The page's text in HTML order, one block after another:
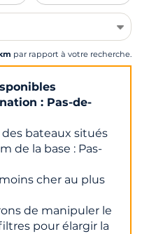
par rapport à votre recherche.
: Pas-de-
bateaux situés
de la base : Pas-
cher au plus
de manipuler le
pour élargir la